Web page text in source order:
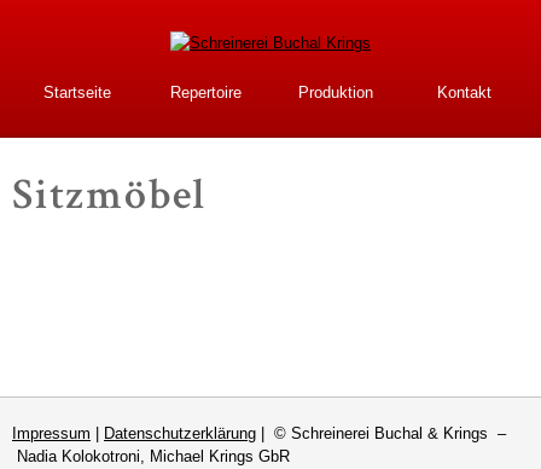
zum
Schreinerei Buchal
Krings
Startseite Repertoire Produktion Kontakt
Sitzmöbel
Impressum Datenschutzerklärung | © Schreinerei Buchal & Krings –
Nadia Kolokotroni, Michael Krings GbR